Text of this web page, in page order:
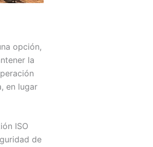
opción,
la
en lugar
ISO
de